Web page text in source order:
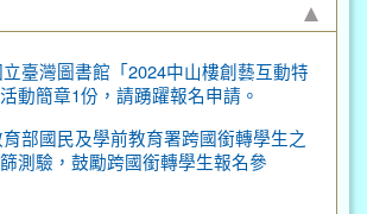
立臺灣圖書館「2024中山樓創藝互動特
動簡章1份，請踴躍報名申請。
部國民及學前教育署跨國銜轉學生之
測驗，鼓勵跨國銜轉學生報名參